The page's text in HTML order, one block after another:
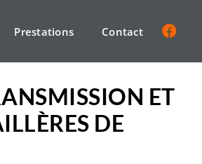
Prestations Contact
ET
DE